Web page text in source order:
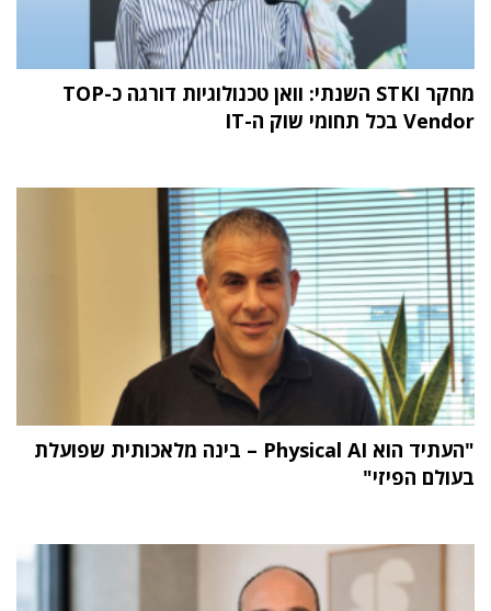
מחקר STKI השנתי: וואן טכנולוגיות דורגה כ-TOP
Vendor בכל תחומי שוק ה-IT
"העתיד הוא Physical AI – בינה מלאכותית שפועלת
בעולם הפיזי"